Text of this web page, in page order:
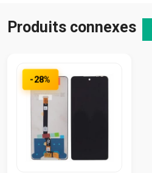
Produits connexes
-28%